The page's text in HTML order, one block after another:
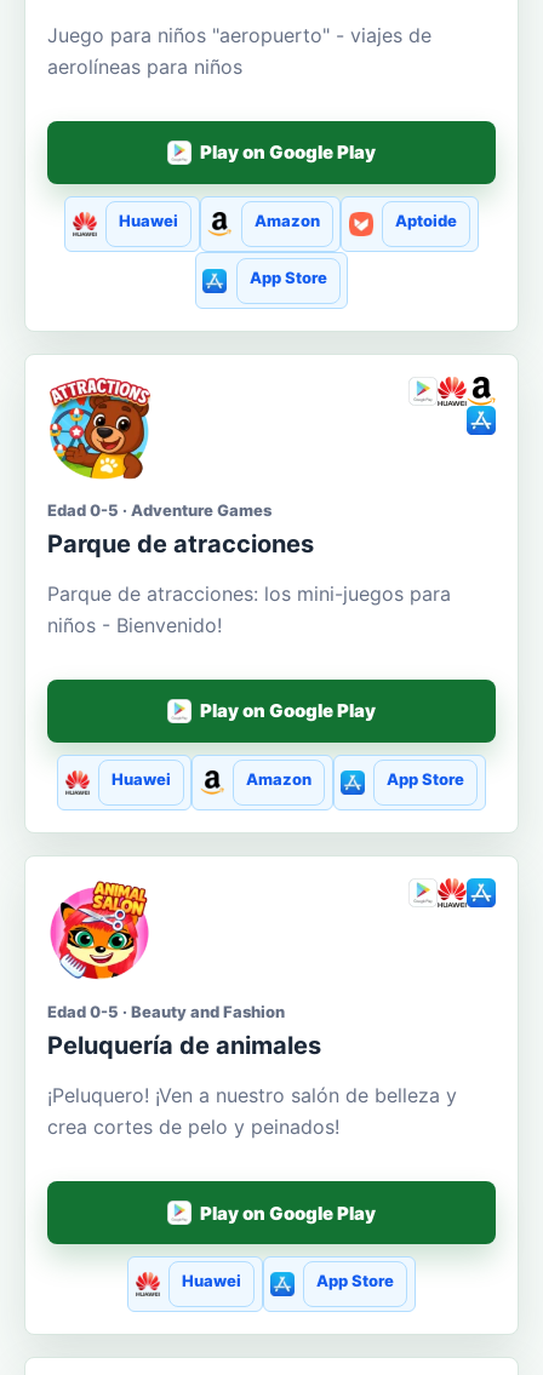
Juego para niños "aeropuerto" - viajes de
aerolíneas para niños
Play on Google Play
Huawei Amazon Aptoide
App Store
Edad 0-5 · Adventure Games
Parque de atracciones
Parque de atracciones: los mini-juegos para
niños - Bienvenido!
Play on Google Play
Huawei Amazon App Store
Edad 0-5 · Beauty and Fashion
Peluquería de animales
¡Peluquero! ¡Ven a nuestro salón de belleza y
crea cortes de pelo y peinados!
Play on Google Play
Huawei App Store